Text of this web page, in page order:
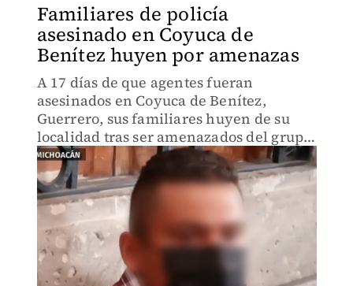
Familiares de policía
asesinado en Coyuca de
Benítez huyen por amenazas
A 17 días de que agentes fueran
asesinados en Coyuca de Benítez,
Guerrero, sus familiares huyen de su
localidad tras ser amenazados del grupo
"Los Granados".